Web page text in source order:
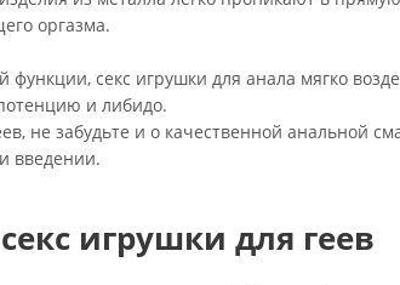
оргазма.
секс игрушки для анала мягко
и либидо.
не забудьте и о качественной анальной
введении.
игрушки для геев